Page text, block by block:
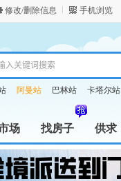
修改/删除信息 手机浏览
阿曼站 巴林站 卡塔尔站
场 找房子 供求